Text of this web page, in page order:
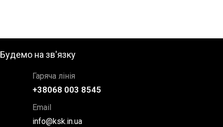
Будемо на зв'язку
Гаряча лінія
+38068 003 8545
Email
info@ksk.in.ua